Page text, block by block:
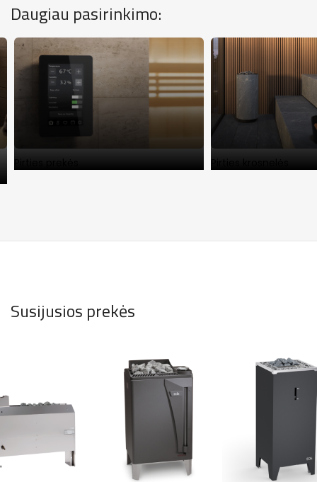
Daugiau pasirinkimo:
Pirties prekės Pirties krosnelės
Susijusios prekės